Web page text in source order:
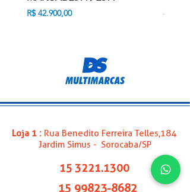
Preço
R$ 42.900,00
2026
Loja 1 : Rua Benedito Ferreira Telles,184
Jardim Simus - Sorocaba/SP
15 3221.1300
15 99823-8682